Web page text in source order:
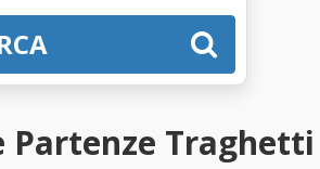
Partenze